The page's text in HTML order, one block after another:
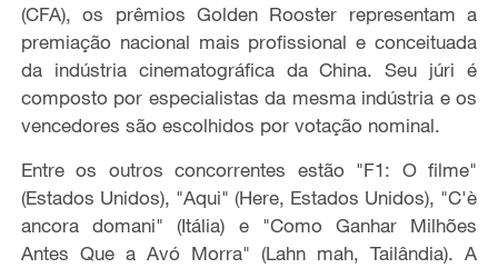
(CFA), os prêmios Golden Rooster representam a
premiação nacional mais profissional e conceituada
da indústria cinematográfica da China. Seu júri é
composto por especialistas da mesma indústria e os
vencedores são escolhidos por votação nominal.
Entre os outros concorrentes estão "F1: O filme"
(Estados Unidos), "Aqui" (Here, Estados Unidos), "C'è
ancora domani" (Itália) e "Como Ganhar Milhões
Antes Que a Avó Morra" (Lahn mah, Tailândia). A